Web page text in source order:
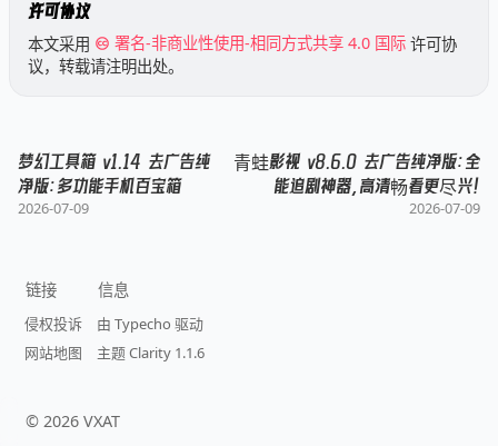
许可协议
本文采用 署名-非商业性使用-相同方式共享 4.0 国际 许可协
议，转载请注明出处。
梦幻工具箱 v1.14 去广告纯
净版：多功能手机百宝箱
2026-07-09
青蛙影视 v8.6.0 去广告纯净版：全
能追剧神器，高清畅看更尽兴！
2026-07-09
链接
侵权投诉
网站地图
信息
由 Typecho 驱动
主题 Clarity 1.1.6
© 2026 VXAT